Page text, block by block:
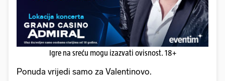
Igre na sreću mogu izazvati ovisnost. 18+
Ponuda vrijedi samo za Valentinovo.